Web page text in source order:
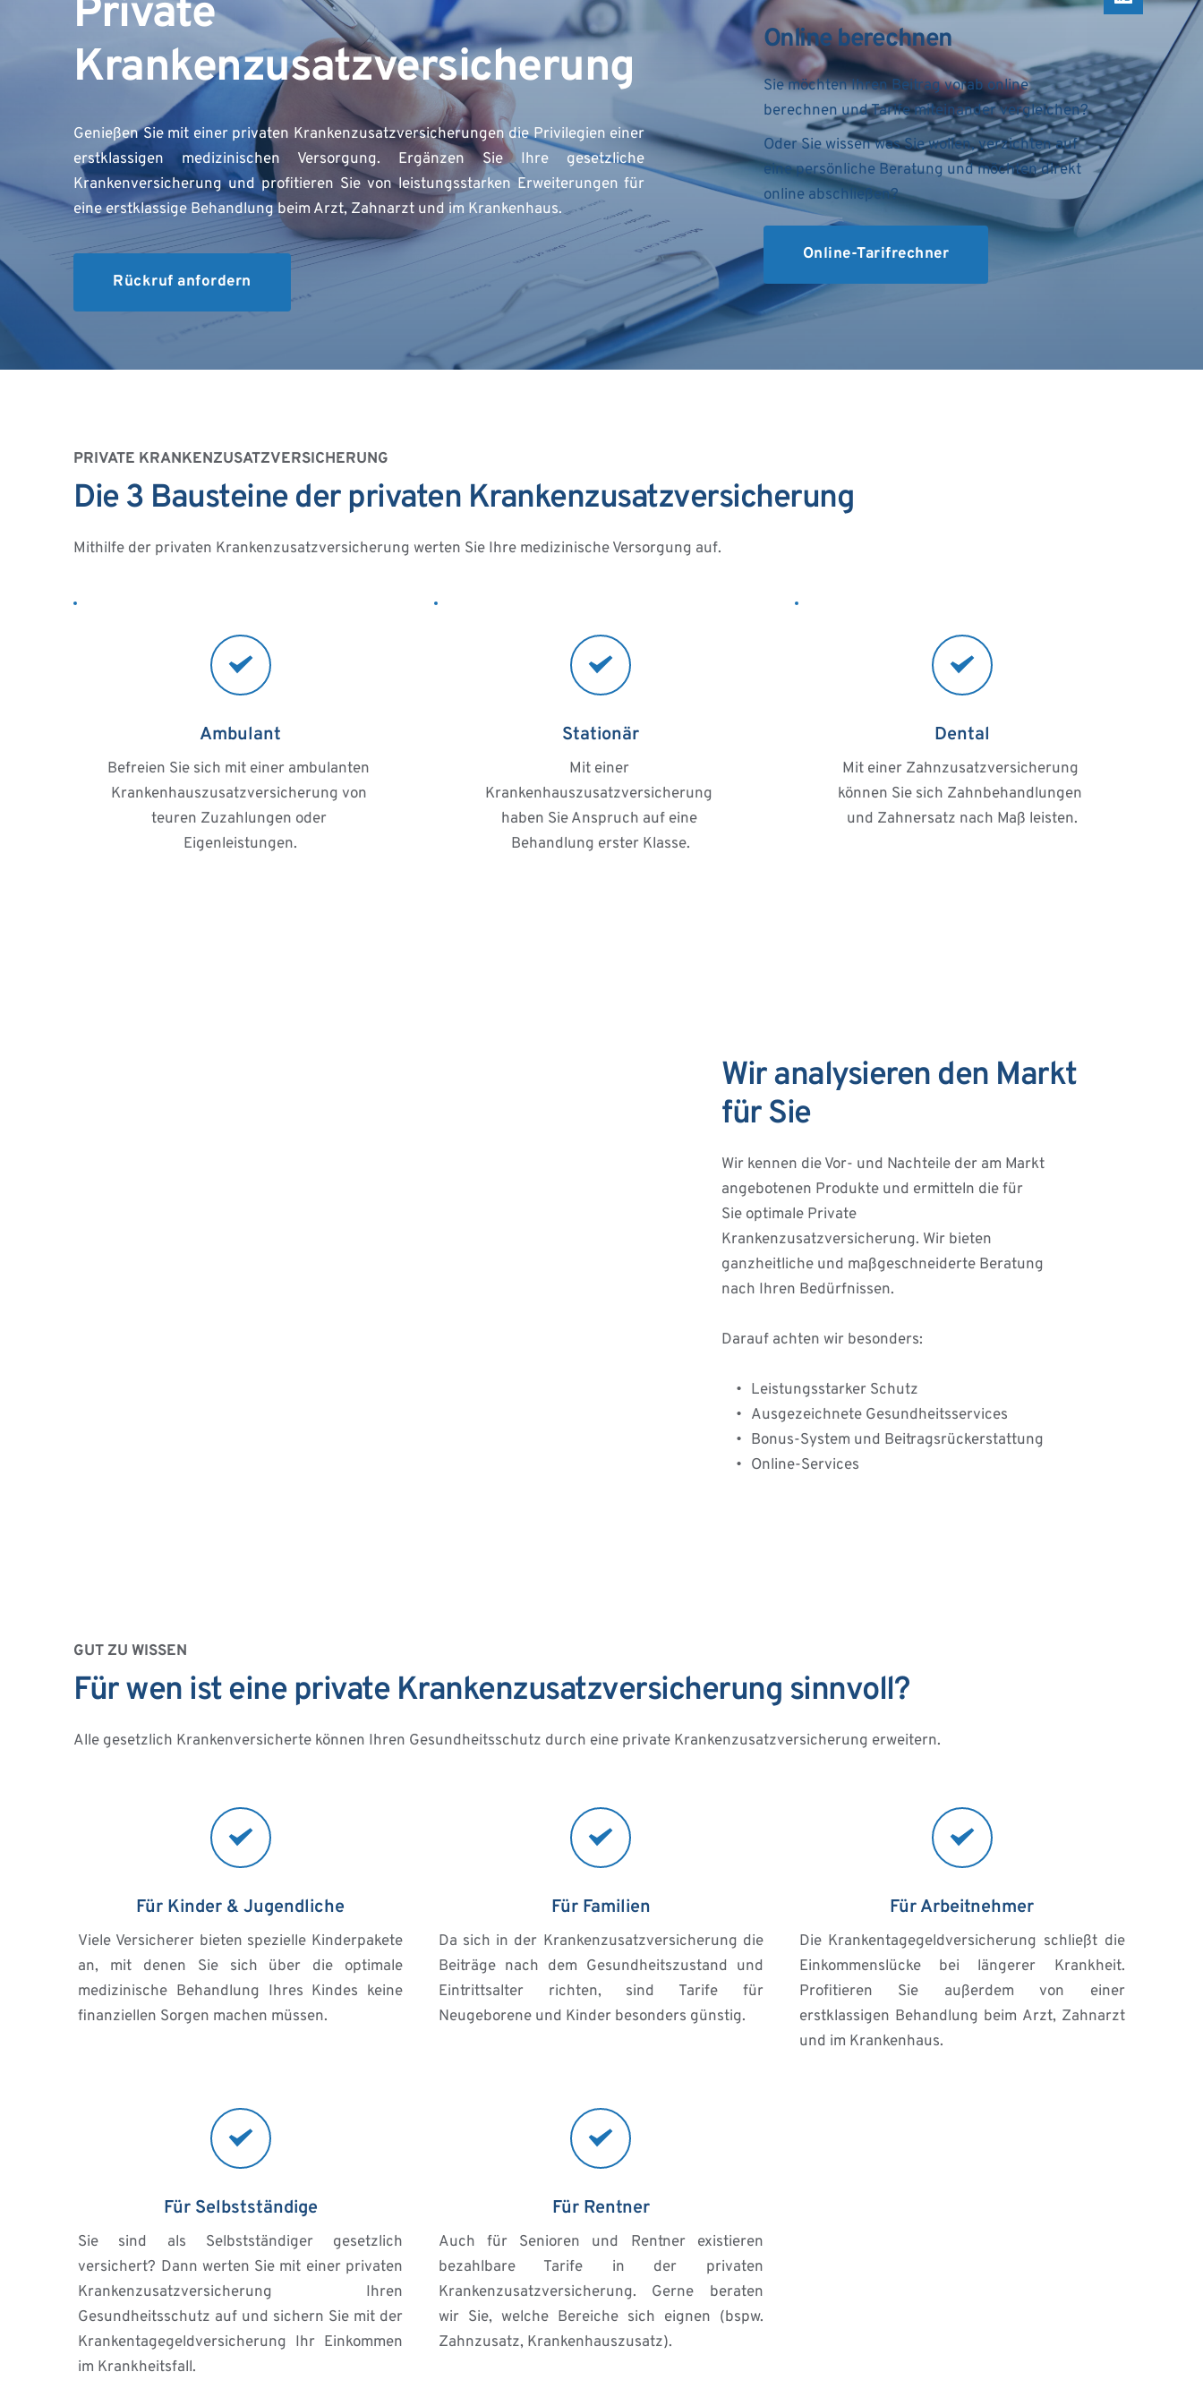
Private
Krankenzusatzversicherung
Genießen Sie mit einer privaten Krankenzusatzversicherungen die Privilegien einer
erstklassigen medizinischen Versorgung. Ergänzen Sie Ihre gesetzliche
Krankenversicherung und profitieren Sie von leistungsstarken Erweiterungen für
eine erstklassige Behandlung beim Arzt, Zahnarzt und im Krankenhaus.
Rückruf anfordern
Online berechnen
Sie möchten Ihren Beitrag vorab online
berechnen und Tarife miteinander vergleichen?
Oder Sie wissen was Sie wollen, verzichten auf
eine persönliche Beratung und möchten direkt
online abschließen?
Online-Tarifrechner
PRIVATE KRANKENZUSATZVERSICHERUNG
Die 3 Bausteine der privaten Krankenzusatzversicherung
Mithilfe der privaten Krankenzusatzversicherung werten Sie Ihre medizinische Versorgung auf.
Ambulant
Befreien Sie sich mit einer ambulanten
Krankenhauszusatzversicherung von
teuren Zuzahlungen oder
Eigenleistungen.
Stationär
Mit einer
Krankenhauszusatzversicherung
haben Sie Anspruch auf eine
Behandlung erster Klasse.
Dental
Mit einer Zahnzusatzversicherung
können Sie sich Zahnbehandlungen
und Zahnersatz nach Maß leisten.
Wir analysieren den Markt
für Sie
Wir kennen die Vor- und Nachteile der am Markt
angebotenen Produkte und ermitteln die für
Sie optimale Private
Krankenzusatzversicherung. Wir bieten
ganzheitliche und maßgeschneiderte Beratung
nach Ihren Bedürfnissen.
Darauf achten wir besonders:
Leistungsstarker Schutz
Ausgezeichnete Gesundheitsservices
Bonus-System und Beitragsrückerstattung
Online-Services
GUT ZU WISSEN
Für wen ist eine private Krankenzusatzversicherung sinnvoll?
Alle gesetzlich Krankenversicherte können Ihren Gesundheitsschutz durch eine private Krankenzusatzversicherung erweitern.
Für Kinder & Jugendliche
Viele Versicherer bieten spezielle Kinderpakete
an, mit denen Sie sich über die optimale
medizinische Behandlung Ihres Kindes keine
finanziellen Sorgen machen müssen.
Für Familien
Da sich in der Krankenzusatzversicherung die
Beiträge nach dem Gesundheitszustand und
Eintrittsalter richten, sind Tarife für
Neugeborene und Kinder besonders günstig.
Für Arbeitnehmer
Die Krankentagegeldversicherung schließt die
Einkommenslücke bei längerer Krankheit.
Profitieren Sie außerdem von einer
erstklassigen Behandlung beim Arzt, Zahnarzt
und im Krankenhaus.
Für Selbstständige
Sie sind als Selbstständiger gesetzlich
versichert? Dann werten Sie mit einer privaten
Krankenzusatzversicherung Ihren
Gesundheitsschutz auf und sichern Sie mit der
Krankentagegeldversicherung Ihr Einkommen
im Krankheitsfall.
Für Rentner
Auch für Senioren und Rentner existieren
bezahlbare Tarife in der privaten
Krankenzusatzversicherung. Gerne beraten
wir Sie, welche Bereiche sich eignen (bspw.
Zahnzusatz, Krankenhauszusatz).